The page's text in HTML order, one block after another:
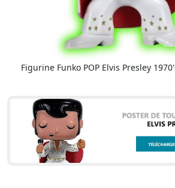
Figurine Funko POP Elvis Presley